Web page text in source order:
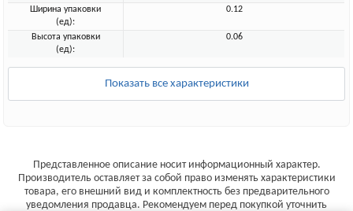
Ширина упаковки
(ед):
0.12
Высота упаковки
(ед):
0.06
Показать все характеристики
Представленное описание носит информационный характер.
Производитель оставляет за собой право изменять характеристики
товара, его внешний вид и комплектность без предварительного
уведомления продавца. Рекомендуем перед покупкой уточнить